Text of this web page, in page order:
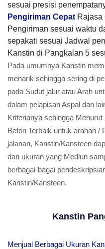
sesuai presisi
Pengiriman Cepat Rajasa
Pengiriman sesuai waktu
sepakati sesuai Jadwal
Kanstin di Pangkalan 5
Pada umumnya Kanstin
menarik sehingga sering di
pada Sudut jalur atau Arah
dalam pelapisan Aspal dan
Kriterianya sehingga
Beton Terbaik untuk arahan /
jalanan, Kanstin/Kansteen
dan ukuran yang Mediun
berbagai-bagai
Kanstin/Kansteen.
Kanstin
Menjual Berbagai Ukuran